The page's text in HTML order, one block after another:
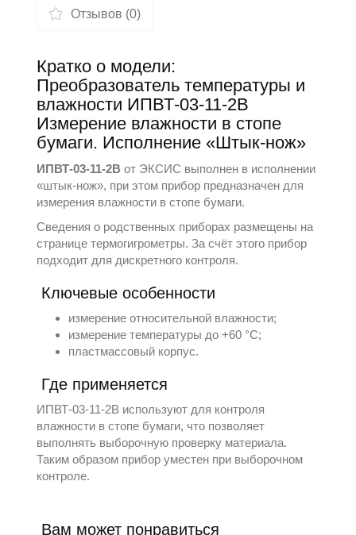
Отзывов (0)
Кратко о модели:
Преобразователь температуры и
влажности ИПВТ-03-11-2В
Измерение влажности в стопе
бумаги. Исполнение «Штык-нож»
ИПВТ-03-11-2В от ЭКСИС выполнен в исполнении
«штык-нож», при этом прибор предназначен для
измерения влажности в стопе бумаги.
Сведения о родственных приборах размещены на
страницетермогигрометры. За счёт этого прибор
подходит для дискретного контроля.
Ключевые особенности
измерение относительной влажности;
измерение температуры до +60 °С;
пластмассовый корпус.
Где применяется
ИПВТ-03-11-2В используют для контроля
влажности в стопе бумаги, что позволяет
выполнять выборочную проверку материала.
Таким образом прибор уместен при выборочном
контроле.
Вам может понравиться